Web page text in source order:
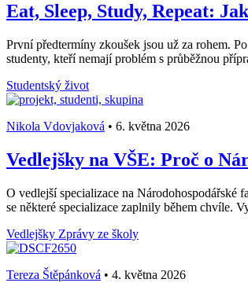
Eat, Sleep, Study, Repeat:
První předtermíny zkoušek jsou už za rohem.
studenty, kteří nemají problém s průběžnou
Studentský život
Nikola Vdovjaková • 6. května 2026
Vedlejšky na VŠE: Proč o
O vedlejší specializace na
se některé specializace zaplnily během chvíle.
Vedlejšky Zprávy ze školy
Tereza Štěpánková • 4. května 2026